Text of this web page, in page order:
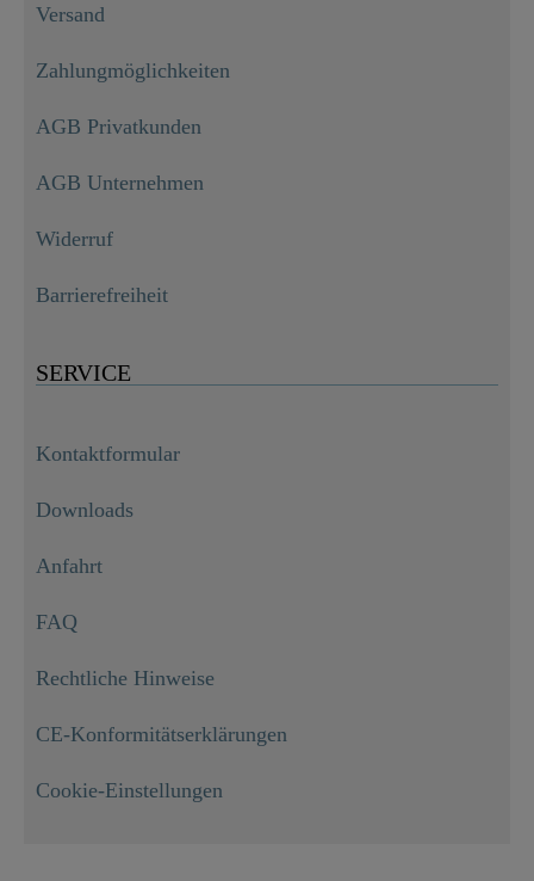
Versand
Zahlungmöglichkeiten
AGB Privatkunden
AGB Unternehmen
Widerruf
Barrierefreiheit
SERVICE
Kontaktformular
Downloads
Anfahrt
FAQ
Rechtliche Hinweise
CE-Konformitätserklärungen
Cookie-Einstellungen